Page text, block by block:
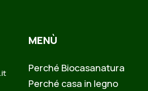
MENÙ
Perché Biocasanatura
Perché casa in legno